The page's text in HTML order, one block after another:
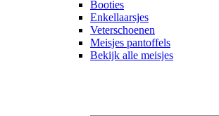
Booties
Enkellaarsjes
Veterschoenen
Meisjes pantoffels
Bekijk alle meisjes